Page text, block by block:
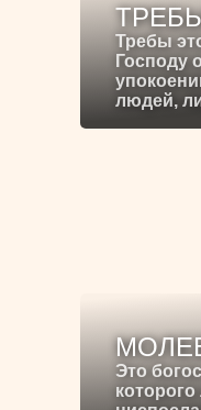
Требы
Господу
людей,
Это